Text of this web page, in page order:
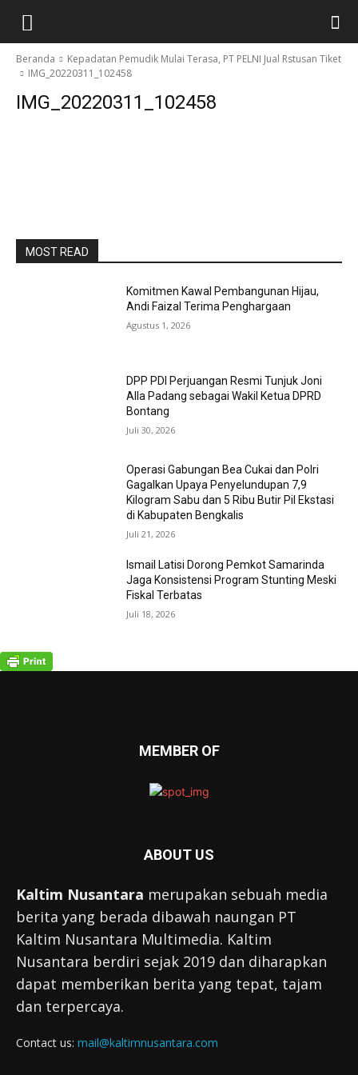
Kaltim
Nusantara
Beranda
Kepadatan Pemudik Mulai Terasa, PT PELNI Jual Rstusan Tiket
IMG_20220311_102458
IMG_20220311_102458
MOST READ
Komitmen Kawal Pembangunan Hijau,
Andi Faizal Terima Penghargaan
Agustus 1, 2026
DPP PDI Perjuangan Resmi Tunjuk Joni
Alla Padang sebagai Wakil Ketua DPRD
Bontang
Juli 30, 2026
Operasi Gabungan Bea Cukai dan Polri
Gagalkan Upaya Penyelundupan 7,9
Kilogram Sabu dan 5 Ribu Butir Pil Ekstasi
di Kabupaten Bengkalis
Juli 21, 2026
Ismail Latisi Dorong Pemkot Samarinda
Jaga Konsistensi Program Stunting Meski
Fiskal Terbatas
Juli 18, 2026
MEMBER OF
ABOUT US
Kaltim Nusantara merupakan sebuah media
berita yang berada dibawah naungan PT
Kaltim Nusantara Multimedia. Kaltim
Nusantara berdiri sejak 2019 dan diharapkan
dapat memberikan berita yang tepat, tajam
dan terpercaya.
Contact us: mail@kaltimnusantara.com